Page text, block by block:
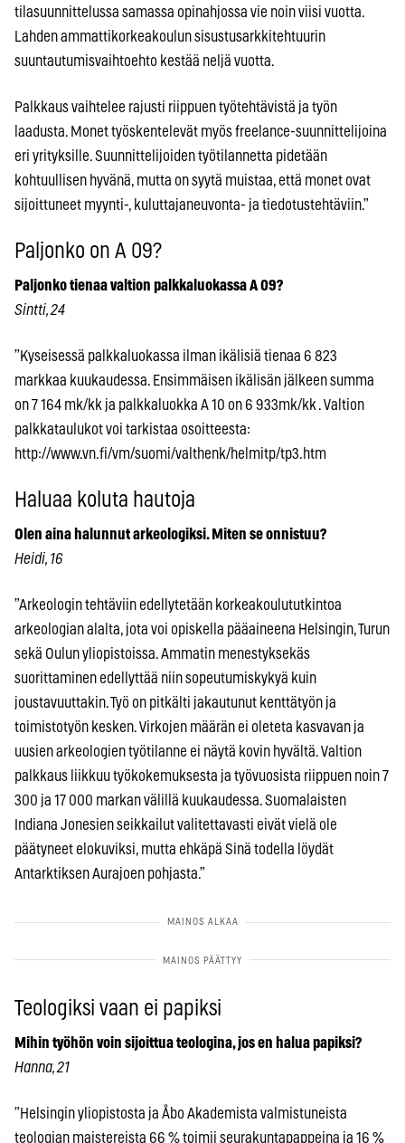
tilasuunnittelussa samassa opinahjossa vie noin viisi vuotta.
Lahden ammattikorkeakoulun sisustusarkkitehtuurin
suuntautumisvaihtoehto kestää neljä vuotta.
Palkkaus vaihtelee rajusti riippuen työtehtävistä ja työn
laadusta. Monet työskentelevät myös freelance-suunnittelijoina
eri yrityksille. Suunnittelijoiden työtilannetta pidetään
kohtuullisen hyvänä, mutta on syytä muistaa, että monet ovat
sijoittuneet myynti-, kuluttajaneuvonta- ja tiedotustehtäviin.”
Paljonko on A 09?
Paljonko tienaa valtion palkkaluokassa A 09?
Sintti, 24
”Kyseisessä palkkaluokassa ilman ikälisiä tienaa 6 823
markkaa kuukaudessa. Ensimmäisen ikälisän jälkeen summa
on 7 164 mk/kk ja palkkaluokka A 10 on 6 933mk/kk . Valtion
palkkataulukot voi tarkistaa osoitteesta:
http://www.vn.fi/vm/suomi/valthenk/helmitp/tp3.htm
Haluaa koluta hautoja
Olen aina halunnut arkeologiksi. Miten se onnistuu?
Heidi, 16
”Arkeologin tehtäviin edellytetään korkeakoulututkintoa
arkeologian alalta, jota voi opiskella pääaineena Helsingin, Turun
sekä Oulun yliopistoissa. Ammatin menestyksekäs
suorittaminen edellyttää niin sopeutumiskykyä kuin
joustavuuttakin. Työ on pitkälti jakautunut kenttätyön ja
toimistotyön kesken. Virkojen määrän ei oleteta kasvavan ja
uusien arkeologien työtilanne ei näytä kovin hyvältä. Valtion
palkkaus liikkuu työkokemuksesta ja työvuosista riippuen noin 7
300 ja 17 000 markan välillä kuukaudessa. Suomalaisten
Indiana Jonesien seikkailut valitettavasti eivät vielä ole
päätyneet elokuviksi, mutta ehkäpä Sinä todella löydät
Antarktiksen Aurajoen pohjasta.”
Teologiksi vaan ei papiksi
Mihin työhön voin sijoittua teologina, jos en halua papiksi?
Hanna, 21
”Helsingin yliopistosta ja Åbo Akademista valmistuneista
teologian maistereista 66 % toimii seurakuntapappeina ja 16 %